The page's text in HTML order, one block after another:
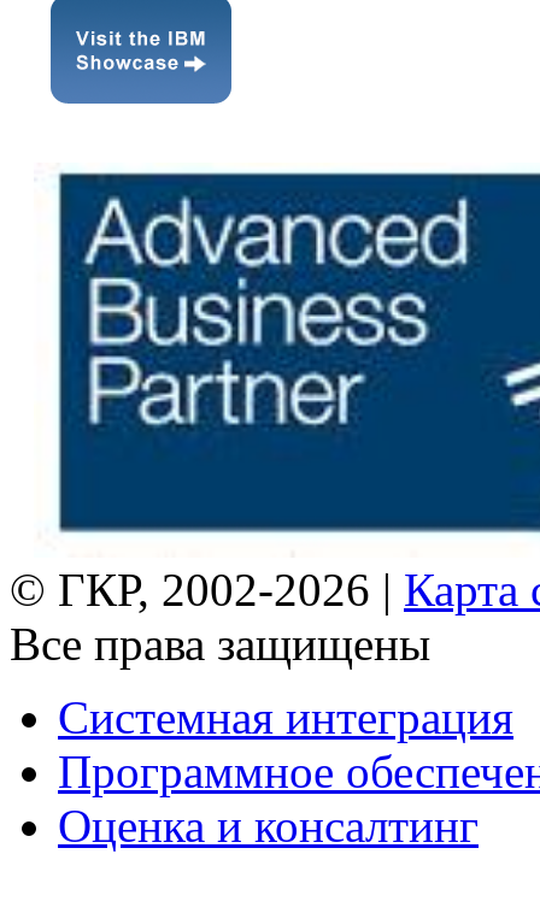
© ГКР, 2002-2026 | Карта
Все права защищены
Системная интеграция
Программное
Оценка и консалтинг